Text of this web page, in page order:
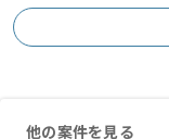
他の案件を見る